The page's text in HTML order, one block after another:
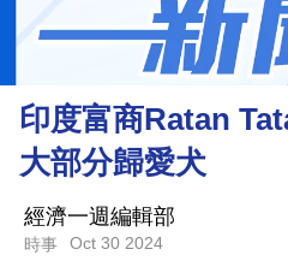
樓
市
財
商
業
科
印度富商Ratan
大部分歸愛犬
經濟一週編輯部
時事 Oct 30 2024